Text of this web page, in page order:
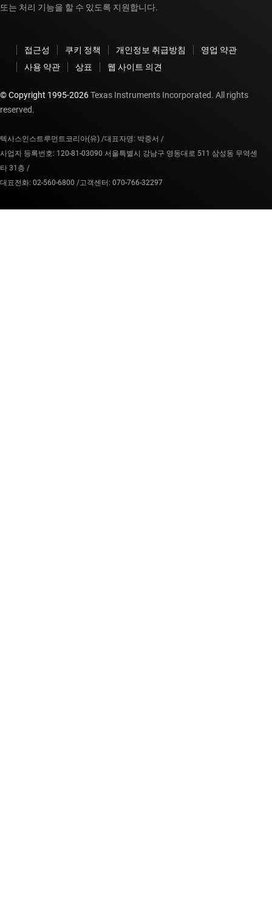
또는 처리 기능을 할 수 있도록 지원합니다.
접근성 쿠키 정책 개인정보 취급방침
영업 약관
사용 약관
상표 웹 사이트 의견
© Copyright 1995-2026Texas Instruments Incorporated. All rights
reserved.
텍사스인스트루먼트코리아(유) /대표자명: 박중서 /
사업자 등록번호: 120-81-03090 서울특별시 강남구 영동대로 511 삼성동 무역센
타 31층 /
대표전화: 02-560-6800 /고객센터: 070-766-32297